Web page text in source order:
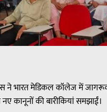
ने भारत मेडिकल कॉलेज में
कानूनों की बारीकियां समझाईं।